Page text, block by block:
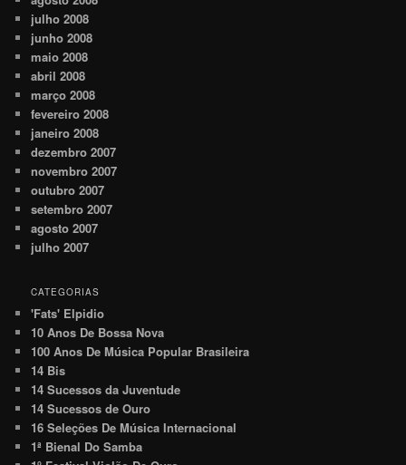
julho 2008
junho 2008
maio 2008
abril 2008
março 2008
fevereiro 2008
janeiro 2008
dezembro 2007
novembro 2007
outubro 2007
setembro 2007
agosto 2007
julho 2007
CATEGORIAS
'Fats' Elpidio
10 Anos De Bossa Nova
100 Anos De Música Popular Brasileira
14 Bis
14 Sucessos da Juventude
14 Sucessos de Ouro
16 Seleções De Música Internacional
1ª Bienal Do Samba